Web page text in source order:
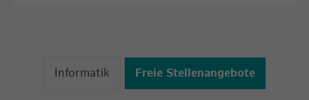
Informatik Freie Stellenangebote